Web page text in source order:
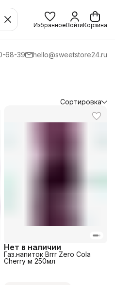
ИзбранноеВойтиКорзина
68-39 hello@sweetstore24.ru
Сортировка
Нет в наличии
Газ.напиток Brrr Zero Cola
Cherry м 250мл